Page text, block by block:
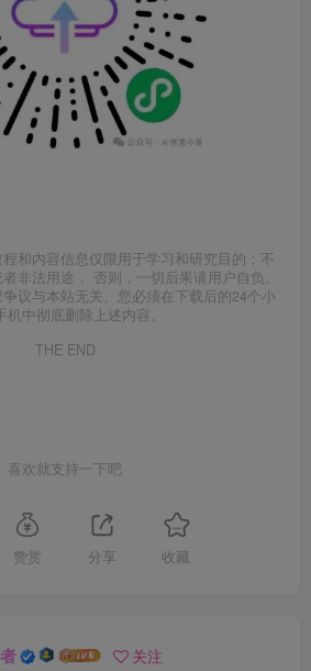
和内容信息仅限用于学习和研究目的；不
非法用途， 否则，一切后果请用户自负。
议与本站无关。您必须在下载后的24个小
中彻底删除上述内容。
THE END
喜欢就支持一下吧
赞赏 分享 收藏
关注